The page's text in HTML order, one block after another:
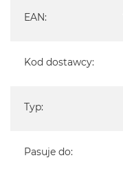
EAN:
Kod dostawcy:
Typ:
Pasuje do: